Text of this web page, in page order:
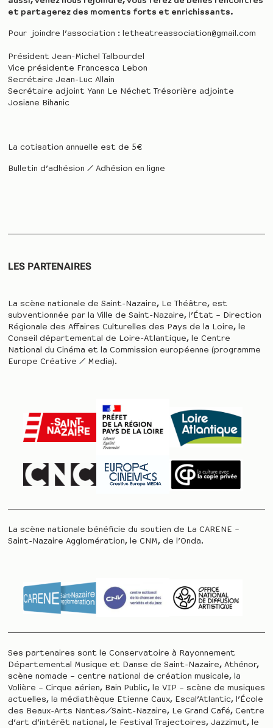
et partagerez des moments forts et enrichissants.
Pour joindre l’association : letheatreassociation@gmail.com
Président Jean-Michel Talbourdel
Vice présidente Francesca Lebon
Secrétaire Jean-Luc Allain
Secrétaire adjoint Yann Le Néchet Trésorière adjointe
Josiane Bihanic
La cotisation annuelle est de 5€
Bulletin d’adhésion / Adhésion en ligne
LES PARTENAIRES
La scène nationale de Saint-Nazaire, Le Théâtre, est
subventionnée par la Ville de Saint-Nazaire, l’État – Direction
Régionale des Affaires Culturelles des Pays de la Loire, le
Conseil départemental de Loire-Atlantique, le Centre
National du Cinéma et la Commission européenne (programme
Europe Créative / Media).
La scène nationale bénéficie du soutien de La CARENE –
Saint-Nazaire Agglomération, le CNM, de l’Onda.
Ses partenaires sont le Conservatoire à Rayonnement
Départemental Musique et Danse de Saint-Nazaire, Athénor,
scène nomade – centre national de création musicale, la
Volière – Cirque aérien, Bain Public, le VIP – scène de musiques
actuelles, la médiathèque Etienne Caux, Escal’Atlantic, l’École
des Beaux-Arts Nantes/Saint-Nazaire, Le Grand Café, Centre
d’art d’intérêt national, le Festival Trajectoires, Jazzimut, le